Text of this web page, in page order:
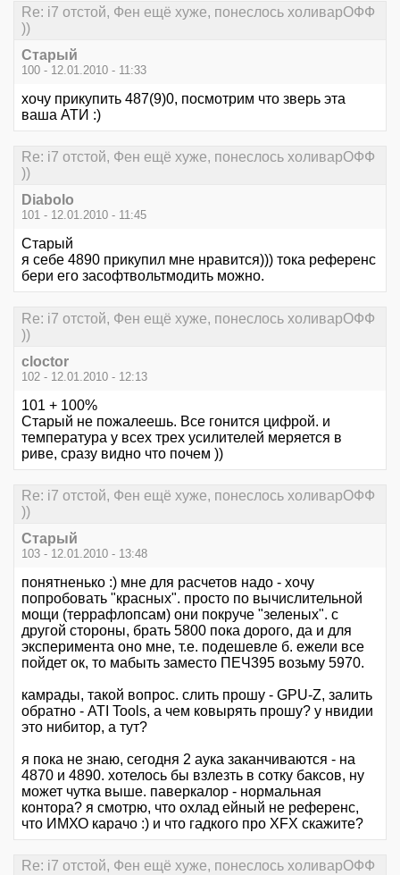
Re: i7 отстой, Фен ещё хуже, понеслось холиварОФФ
))
Старый
100 - 12.01.2010 - 11:33
хочу прикупить 487(9)0, посмотрим что зверь эта
ваша АТИ :)
Re: i7 отстой, Фен ещё хуже, понеслось холиварОФФ
))
Diabolo
101 - 12.01.2010 - 11:45
Старый
я себе 4890 прикупил мне нравится))) тока референс
бери его засофтвольтмодить можно.
Re: i7 отстой, Фен ещё хуже, понеслось холиварОФФ
))
cloctor
102 - 12.01.2010 - 12:13
101 + 100%
Старый не пожалеешь. Все гонится цифрой. и
температура у всех трех усилителей меряется в
риве, сразу видно что почем ))
Re: i7 отстой, Фен ещё хуже, понеслось холиварОФФ
))
Старый
103 - 12.01.2010 - 13:48
понятненько :) мне для расчетов надо - хочу
попробовать "красных". просто по вычислительной
мощи (террафлопсам) они покруче "зеленых". с
другой стороны, брать 5800 пока дорого, да и для
эксперимента оно мне, т.е. подешевле б. ежели все
пойдет ок, то мабыть заместо ПЕЧ395 возьму 5970.
камрады, такой вопрос. слить прошу - GPU-Z, залить
обратно - ATI Tools, а чем ковырять прошу? у нвидии
это нибитор, а тут?
я пока не знаю, сегодня 2 аука заканчиваются - на
4870 и 4890. хотелось бы взлезть в сотку баксов, ну
может чутка выше. паверкалор - нормальная
контора? я смотрю, что охлад ейный не референс,
что ИМХО карачо :) и что гадкого про XFX скажите?
Re: i7 отстой, Фен ещё хуже, понеслось холиварОФФ